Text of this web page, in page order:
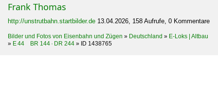
Frank Thomas
http://unstrutbahn.startbilder.de 13.04.2026, 158 Aufrufe, 0 Kommentare
Bilder und Fotos von Eisenbahn und Zügen » Deutschland » E-Loks | Altbau
» E 44 BR 144 · DR 244 » ID 1438765